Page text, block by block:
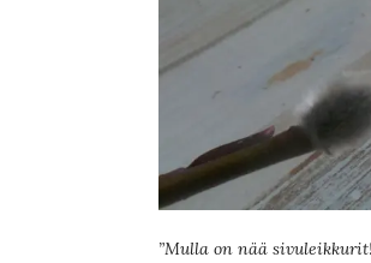
”Mulla on nää